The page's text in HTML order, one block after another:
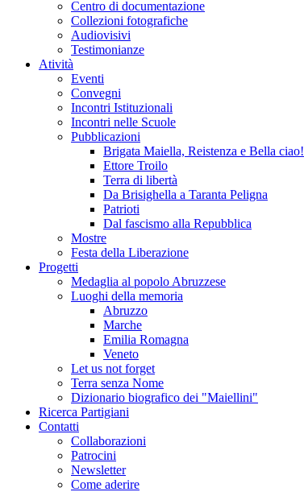
Centro di documentazione
Collezioni fotografiche
Audiovisivi
Testimonianze
Atività
Eventi
Convegni
Incontri Istituzionali
Incontri nelle Scuole
Pubblicazioni
Brigata Maiella, Reistenza e Bella ciao!
Ettore Troilo
Terra di libertà
Da Brisighella a Taranta Peligna
Patrioti
Dal fascismo alla Repubblica
Mostre
Festa della Liberazione
Progetti
Medaglia al popolo Abruzzese
Luoghi della memoria
Abruzzo
Marche
Emilia Romagna
Veneto
Let us not forget
Terra senza Nome
Dizionario biografico dei "Maiellini"
Ricerca Partigiani
Contatti
Collaborazioni
Patrocini
Newsletter
Come aderire